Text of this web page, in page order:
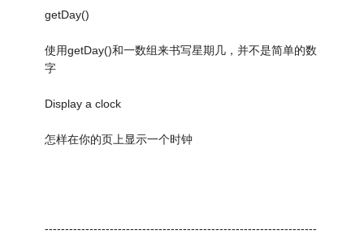
getDay()
使用getDay()和一数组来书写星期几，并不是简单的数
字
Display a clock
怎样在你的页上显示一个时钟
-------------------------------------------------------------------